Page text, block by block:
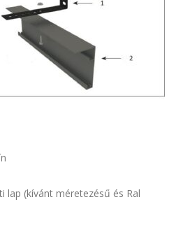
lap (kívánt méretezésű és Ral